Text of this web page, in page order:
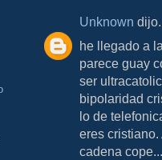
Unknown
he llegado a
parece guay
ser
bipolaridad
lo de
eres
cadena